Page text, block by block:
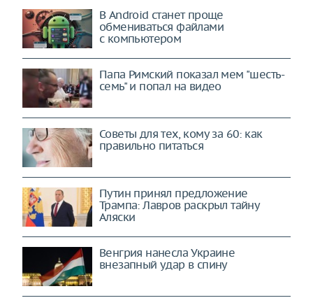
В Android станет проще
обмениваться файлами
с компьютером
Папа Римский показал мем "шесть-
семь" и попал на видео
Советы для тех, кому за 60: как
правильно питаться
Путин принял предложение
Трампа: Лавров раскрыл тайну
Аляски
Венгрия нанесла Украине
внезапный удар в спину